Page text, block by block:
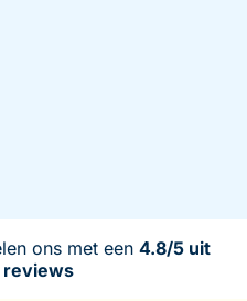
ons met een 4.8/5 uit
reviews